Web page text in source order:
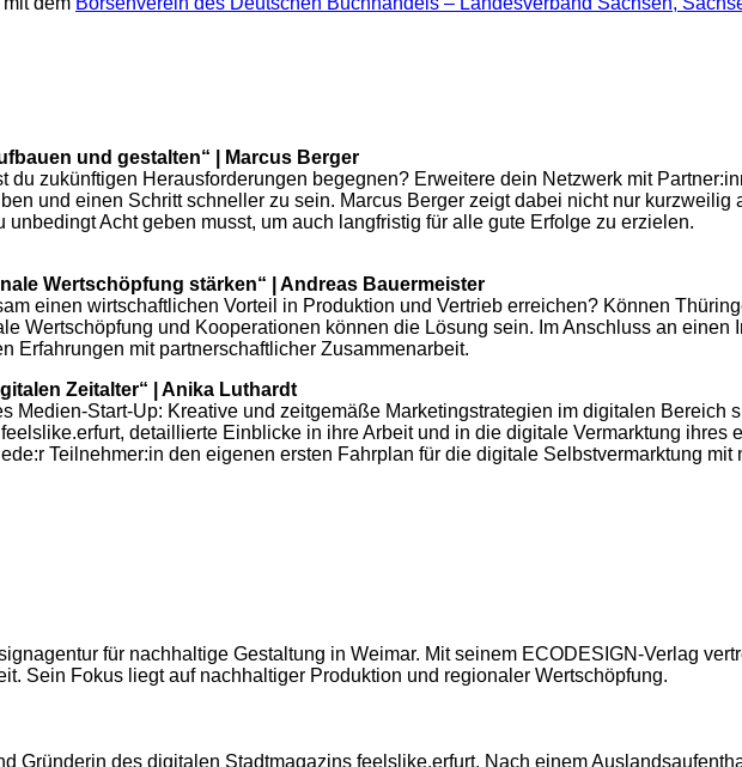
und gestalten“ | Marcus Berger
du zukünftigen Herausforderungen begegnen? Erweitere dein Netzwerk mit
und einen Schritt schneller zu sein. Marcus Berger zeigt dabei nicht nur
unbedingt Acht geben musst, um auch langfristig für alle gute Erfolge zu erzielen.
Wertschöpfung stärken“ | Andreas Bauermeister
einen wirtschaftlichen Vorteil in Produktion und Vertrieb erreichen? Können
Wertschöpfung und Kooperationen können die Lösung sein. Im Anschluss an
Erfahrungen mit partnerschaftlicher Zusammenarbeit.
Zeitalter“ | Anika Luthardt
Medien-Start-Up: Kreative und zeitgemäße Marketingstrategien im digitalen Bereich
detaillierte Einblicke in ihre Arbeit und in die digitale Vermarktung ihres
Teilnehmer:in den eigenen ersten Fahrplan für die digitale Selbstvermarktung mit
für nachhaltige Gestaltung in Weimar. Mit seinem ECODESIGN-Verlag
Sein Fokus liegt auf nachhaltiger Produktion und regionaler Wertschöpfung.
Gründerin des digitalen Stadtmagazins feelslike.erfurt. Nach einem